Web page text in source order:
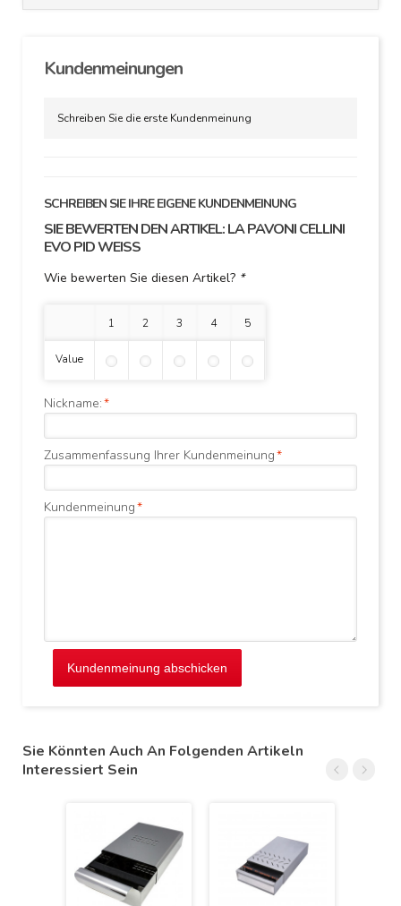
Kundenmeinungen
Schreiben Sie die erste Kundenmeinung
SCHREIBEN SIE IHRE EIGENE KUNDENMEINUNG
SIE BEWERTEN DEN ARTIKEL:LA PAVONI CELLINI
EVO PID WEISS
Wie bewerten Sie diesen Artikel? *
1 Stern 2 Sterne3 Sterne4 Sterne5 Sterne
Value
*
Nickname:
*
Zusammenfassung Ihrer Kundenmeinung
*
Kundenmeinung
Kundenmeinung abschicken
Sie Könnten Auch An Folgenden Artikeln
Interessiert Sein